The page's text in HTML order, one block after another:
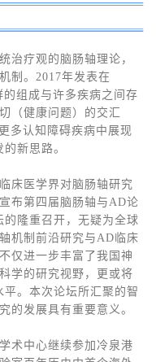
治疗观的脑肠轴理论，
制。2017年发表在
组成与许多疾病之间存
（健康问题）的交汇
多认知障碍疾病中展现
新思路。
床医学界对脑肠轴研究
布第四届脑肠轴与AD论
隆重召开，无疑为全球
机制前沿研究与AD临床
仅进一步丰富了我国神
学的研究视野，更或将
。本次论坛所汇聚的智
的发展具有重要意义。
术中心继续参加冷泉港